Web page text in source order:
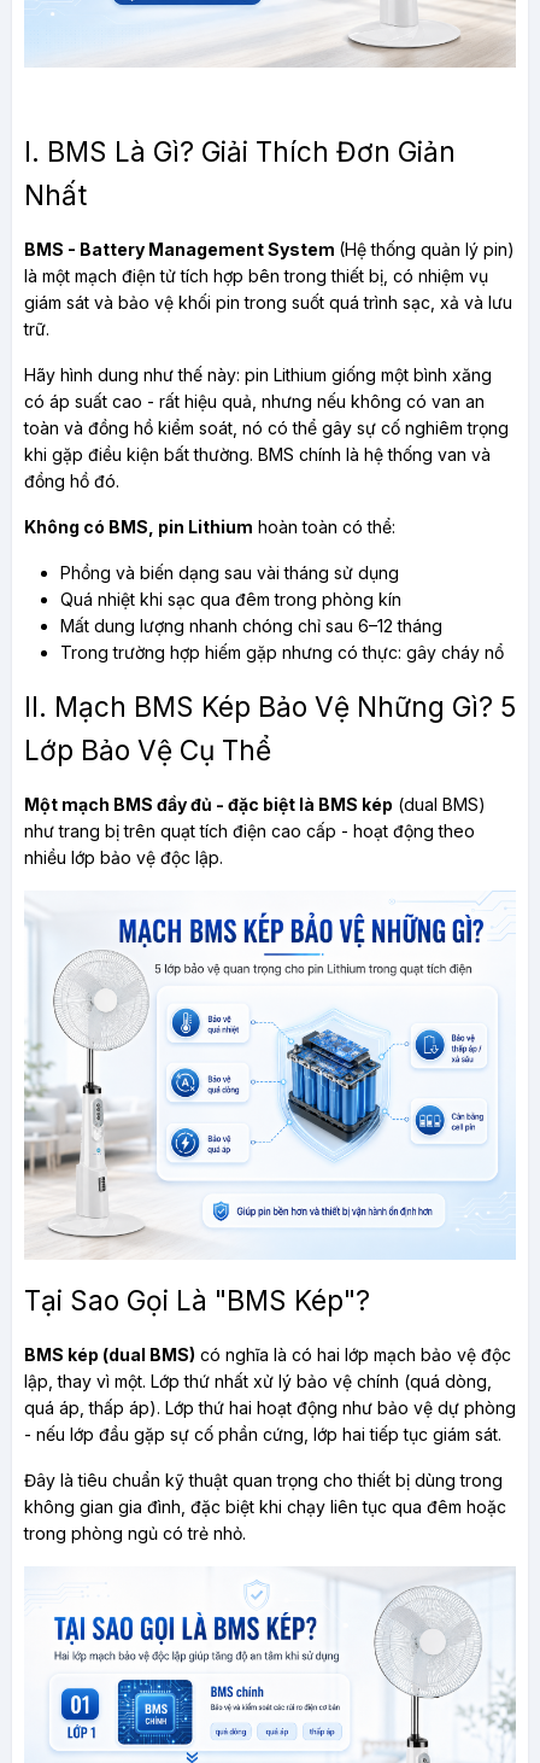
I. BMS Là Gì? Giải Thích Đơn Giản
Nhất
BMS - Battery Management System (Hệ thống quản lý pin)
là một mạch điện tử tích hợp bên trong thiết bị, có nhiệm vụ
giám sát và bảo vệ khối pin trong suốt quá trình sạc, xả và lưu
trữ.
Hãy hình dung như thế này: pin Lithium giống một bình xăng
có áp suất cao - rất hiệu quả, nhưng nếu không có van an
toàn và đồng hồ kiểm soát, nó có thể gây sự cố nghiêm trọng
khi gặp điều kiện bất thường. BMS chính là hệ thống van và
đồng hồ đó.
Không có BMS, pin Lithium hoàn toàn có thể:
Phồng và biến dạng sau vài tháng sử dụng
Quá nhiệt khi sạc qua đêm trong phòng kín
Mất dung lượng nhanh chóng chỉ sau 6–12 tháng
Trong trường hợp hiếm gặp nhưng có thực: gây cháy nổ
II. Mạch BMS Kép Bảo Vệ Những Gì? 5
Lớp Bảo Vệ Cụ Thể
Một mạch BMS đầy đủ - đặc biệt là BMS kép (dual BMS)
như trang bị trên quạt tích điện cao cấp - hoạt động theo
nhiều lớp bảo vệ độc lập.
Tại Sao Gọi Là "BMS Kép"?
BMS kép (dual BMS) có nghĩa là có hai lớp mạch bảo vệ độc
lập, thay vì một. Lớp thứ nhất xử lý bảo vệ chính (quá dòng,
quá áp, thấp áp). Lớp thứ hai hoạt động như bảo vệ dự phòng
- nếu lớp đầu gặp sự cố phần cứng, lớp hai tiếp tục giám sát.
Đây là tiêu chuẩn kỹ thuật quan trọng cho thiết bị dùng trong
không gian gia đình, đặc biệt khi chạy liên tục qua đêm hoặc
trong phòng ngủ có trẻ nhỏ.